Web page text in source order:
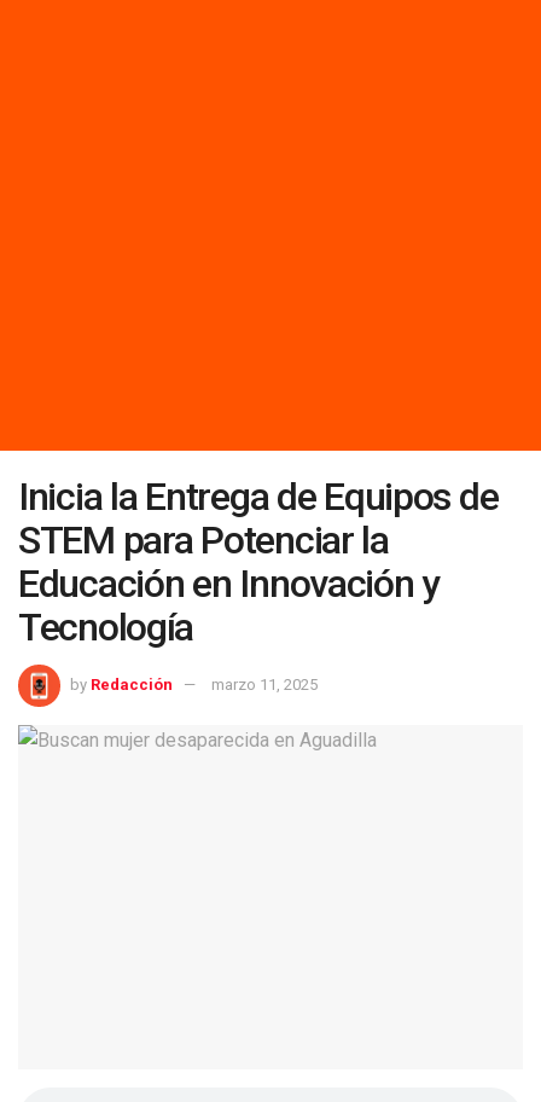
Inicia la Entrega de Equipos de
STEM para Potenciar la
Educación en Innovación y
Tecnología
by Redacción marzo 11, 2025